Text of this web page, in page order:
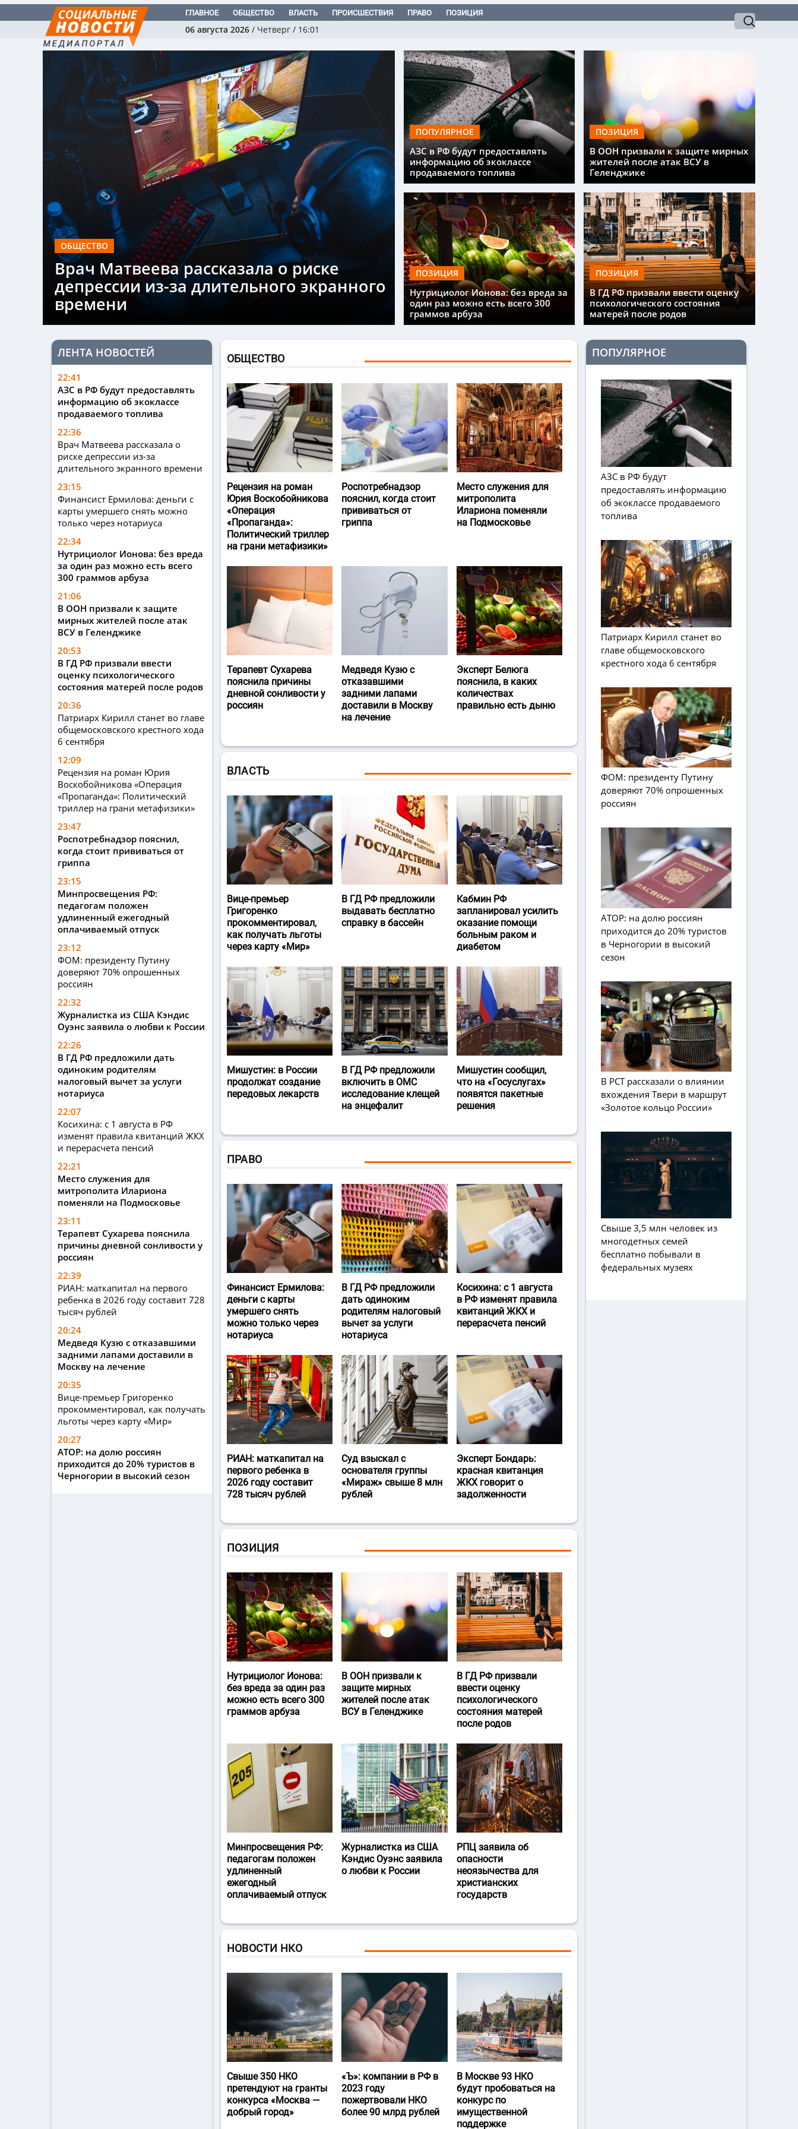
ГЛАВНОЕ ОБЩЕСТВО ВЛАСТЬ ПРОИСШЕСТВИЯ ПРАВО ПОЗИЦИЯ
06 августа 2026 / Четверг / 16:01
ОБЩЕСТВО
Врач Матвеева рассказала о риске
депрессии из-за длительного экранного
времени
ПОПУЛЯРНОЕ
АЗС в РФ будут предоставлять
информацию об экоклассе
продаваемого топлива
ПОЗИЦИЯ
Нутрициолог Ионова: без вреда за
один раз можно есть всего 300
граммов арбуза
ПОЗИЦИЯ
В ООН призвали к защите мирных
жителей после атак ВСУ в
Геленджике
ПОЗИЦИЯ
В ГД РФ призвали ввести оценку
психологического состояния
матерей после родов
ЛЕНТА НОВОСТЕЙ
22:41
АЗС в РФ будут предоставлять
информацию об экоклассе
продаваемого топлива
22:36
Врач Матвеева рассказала о
риске депрессии из-за
длительного экранного времени
23:15
Финансист Ермилова: деньги с
карты умершего снять можно
только через нотариуса
22:34
Нутрициолог Ионова: без вреда
за один раз можно есть всего
300 граммов арбуза
21:06
В ООН призвали к защите
мирных жителей после атак
ВСУ в Геленджике
20:53
В ГД РФ призвали ввести
оценку психологического
состояния матерей после родов
20:36
Патриарх Кирилл станет во главе
общемосковского крестного хода
6 сентября
12:09
Рецензия на роман Юрия
Воскобойникова «Операция
«Пропаганда»: Политический
триллер на грани метафизики»
23:47
Роспотребнадзор пояснил,
когда стоит прививаться от
гриппа
23:15
Минпросвещения РФ:
педагогам положен
удлиненный ежегодный
оплачиваемый отпуск
23:12
ФОМ: президенту Путину
доверяют 70% опрошенных
россиян
22:32
Журналистка из США Кэндис
Оуэнс заявила о любви к России
22:26
В ГД РФ предложили дать
одиноким родителям
налоговый вычет за услуги
нотариуса
22:07
Косихина: с 1 августа в РФ
изменят правила квитанций ЖКХ
и перерасчета пенсий
22:21
Место служения для
митрополита Илариона
поменяли на Подмосковье
23:11
Терапевт Сухарева пояснила
причины дневной сонливости у
россиян
22:39
РИАН: маткапитал на первого
ребенка в 2026 году составит 728
тысяч рублей
20:24
Медведя Кузю с отказавшими
задними лапами доставили в
Москву на лечение
20:35
Вице-премьер Григоренко
прокомментировал, как получать
льготы через карту «Мир»
20:27
АТОР: на долю россиян
приходится до 20% туристов в
Черногории в высокий сезон
ОБЩЕСТВО
Рецензия на роман
Юрия Воскобойникова
«Операция
«Пропаганда»:
Политический триллер
на грани метафизики»
Роспотребнадзор
пояснил, когда стоит
прививаться от
гриппа
Место служения для
митрополита
Илариона поменяли
на Подмосковье
Терапевт Сухарева
пояснила причины
дневной сонливости у
россиян
Медведя Кузю с
отказавшими
задними лапами
доставили в Москву
на лечение
Эксперт Белюга
пояснила, в каких
количествах
правильно есть дыню
ВЛАСТЬ
Вице-премьер
Григоренко
прокомментировал,
как получать льготы
через карту «Мир»
В ГД РФ предложили
выдавать бесплатно
справку в бассейн
Кабмин РФ
запланировал усилить
оказание помощи
больным раком и
диабетом
Мишустин: в России
продолжат создание
передовых лекарств
В ГД РФ предложили
включить в ОМС
исследование клещей
на энцефалит
Мишустин сообщил,
что на «Госуслугах»
появятся пакетные
решения
ПРАВО
Финансист Ермилова:
деньги с карты
умершего снять
можно только через
нотариуса
В ГД РФ предложили
дать одиноким
родителям налоговый
вычет за услуги
нотариуса
Косихина: с 1 августа
в РФ изменят правила
квитанций ЖКХ и
перерасчета пенсий
РИАН: маткапитал на
первого ребенка в
2026 году составит
728 тысяч рублей
Суд взыскал с
основателя группы
«Мираж» свыше 8 млн
рублей
Эксперт Бондарь:
красная квитанция
ЖКХ говорит о
задолженности
ПОЗИЦИЯ
Нутрициолог Ионова:
без вреда за один раз
можно есть всего 300
граммов арбуза
В ООН призвали к
защите мирных
жителей после атак
ВСУ в Геленджике
В ГД РФ призвали
ввести оценку
психологического
состояния матерей
после родов
Минпросвещения РФ:
педагогам положен
удлиненный
ежегодный
оплачиваемый отпуск
Журналистка из США
Кэндис Оуэнс заявила
о любви к России
РПЦ заявила об
опасности
неоязычества для
христианских
государств
НОВОСТИ НКО
Свыше 350 НКО
претендуют на гранты
конкурса «Москва —
добрый город»
«Ъ‎»: компании в РФ в
2023 году
пожертвовали НКО
более 90 млрд рублей
В Москве 93 НКО
будут пробоваться на
конкурс по
имущественной
поддержке
ПОПУЛЯРНОЕ
АЗС в РФ будут
предоставлять информацию
об экоклассе продаваемого
топлива
Патриарх Кирилл станет во
главе общемосковского
крестного хода 6 сентября
ФОМ: президенту Путину
доверяют 70% опрошенных
россиян
АТОР: на долю россиян
приходится до 20% туристов
в Черногории в высокий
сезон
В РСТ рассказали о влиянии
вхождения Твери в маршрут
«Золотое кольцо России»
Свыше 3,5 млн человек из
многодетных семей
бесплатно побывали в
федеральных музеях